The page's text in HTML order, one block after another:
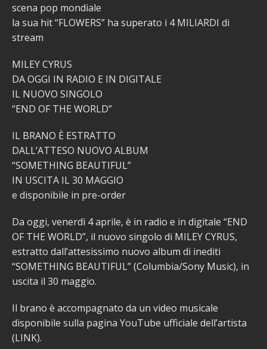
scena pop mondiale
la sua hit “FLOWERS” ha superato i 4 MILIARDI di
stream
MILEY CYRUS
DA OGGI IN RADIO E IN DIGITALE
IL NUOVO SINGOLO
“END OF THE WORLD”
IL BRANO È ESTRATTO
DALL’ATTESO NUOVO ALBUM
“SOMETHING BEAUTIFUL”
IN USCITA IL 30 MAGGIO
e disponibile in pre-order
Da oggi, venerdì 4 aprile, è in radio e in digitale “END
OF THE WORLD”, il nuovo singolo di MILEY CYRUS,
estratto dall’attesissimo nuovo album di inediti
“SOMETHING BEAUTIFUL” (Columbia/Sony Music), in
uscita il 30 maggio.
Il brano è accompagnato da un video musicale
disponibile sulla pagina YouTube ufficiale dell’artista
(LINK).